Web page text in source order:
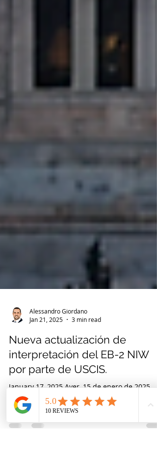
Alessandro Giordano
Jan 21, 2025
3 min read
Nueva actualización de
interpretación del EB-2 NIW
por parte de USCIS.
January 17, 2025 Ayer, 15 de enero de 2025,